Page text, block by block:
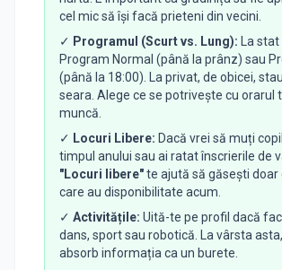
cel mic să își facă prieteni din vecini.
✓ Programul (Scurt vs. Lung): La stat
Program Normal (până la prânz) sau
(până la 18:00). La privat, de obicei,
seara. Alege ce se potrivește cu orarul
muncă.
✓ Locuri Libere: Dacă vrei să muți
timpul anului sau ai ratat înscrierile de
"Locuri libere"te ajută să găsești doar
care au disponibilitate acum.
✓ Activitățile: Uită-te pe profil dacă
dans, sport sau robotică. La vârsta
absorb informația ca un burete.